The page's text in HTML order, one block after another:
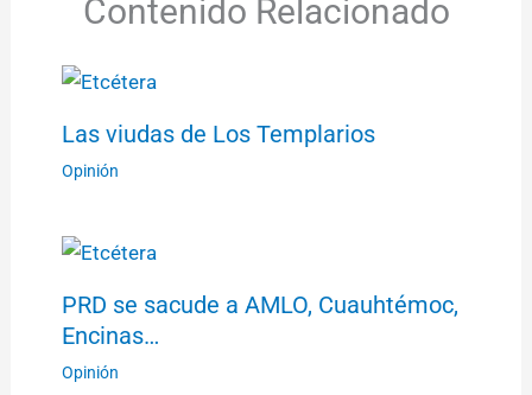
Contenido Relacionado
Las viudas de Los Templarios
Opinión
PRD se sacude a AMLO, Cuauhtémoc,
Encinas…
Opinión